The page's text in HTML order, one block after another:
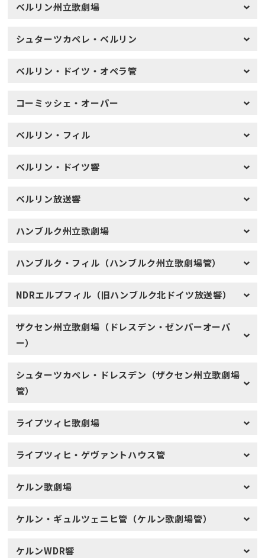
ベルリン州立歌劇場
シュターツカペレ・ベルリン
ベルリン・ドイツ・オペラ管
コーミッシェ・オーパー
ベルリン・フィル
ベルリン・ドイツ響
ベルリン放送響
ハンブルク州立歌劇場
ハンブルク・フィル（ハンブルク州立歌劇場管）
NDRエルプフィル（旧ハンブルク北ドイツ放送響）
ザクセン州立歌劇場（ドレスデン・ゼンパーオーパ
ー）
シュターツカペレ・ドレスデン（ザクセン州立歌劇場
管）
ライプツィヒ歌劇場
ライプツィヒ・ゲヴァントハウス管
ケルン歌劇場
ケルン・ギュルツェニヒ管（ケルン歌劇場管）
ケルンWDR響